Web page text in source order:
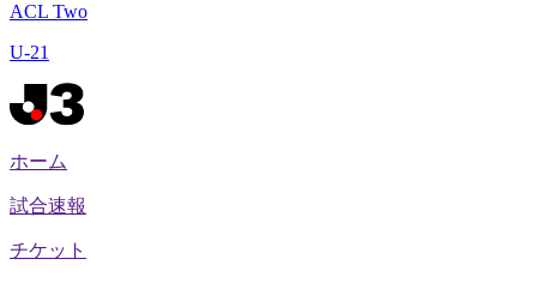
ACL Two
U-21
ホーム
試合速報
チケット